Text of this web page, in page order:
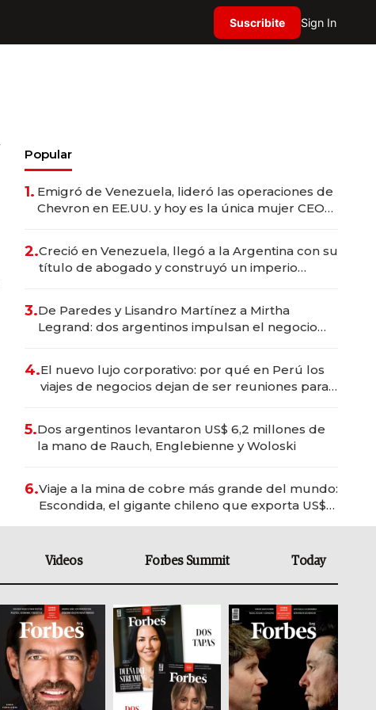
Suscribite Sign In
Popular
1. Emigró de Venezuela, lideró las operaciones de
Chevron en EE.UU. y hoy es la única mujer CEO
2.Creció en Venezuela, llegó a la Argentina con su
título de abogado y construyó un imperio
3.De Paredes y Lisandro Martínez a Mirtha
Legrand: dos argentinos impulsan el negocio
4.El nuevo lujo corporativo: por qué en Perú los
viajes de negocios dejan de ser reuniones para
5.Dos argentinos levantaron US$ 6,2 millones de
la mano de Rauch, Englebienne y Woloski
6.Viaje a la mina de cobre más grande del mundo:
Escondida, el gigante chileno que exporta US$
Videos Forbes Summit Today